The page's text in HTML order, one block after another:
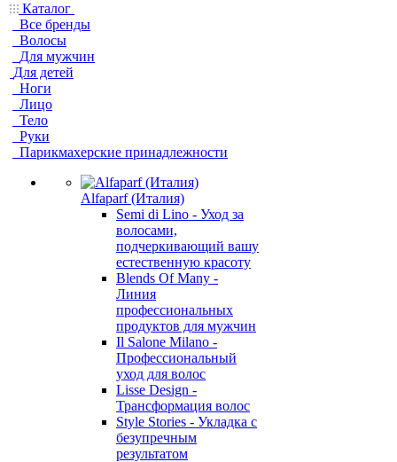
Каталог
Все бренды
Волосы
Для мужчин
Для детей
Ноги
Лицо
Тело
Руки
Парикмахерские принадлежности
Alfaparf (Италия)
Semi di Lino - Уход за
волосами,
подчеркивающий вашу
естественную красоту
Blends Of Many -
Линия
профессиональных
продуктов для мужчин
Il Salone Milano -
Профессиональный
уход для волос
Lisse Design -
Трансформация волос
Style Stories - Укладка с
безупречным
результатом